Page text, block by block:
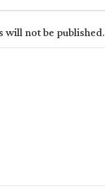
not be published.